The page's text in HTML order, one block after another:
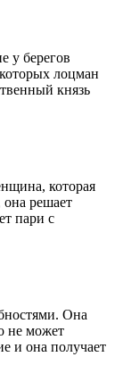
у берегов
лоцман
князь
которая
она решает
пари с
Она
не может
и она получает